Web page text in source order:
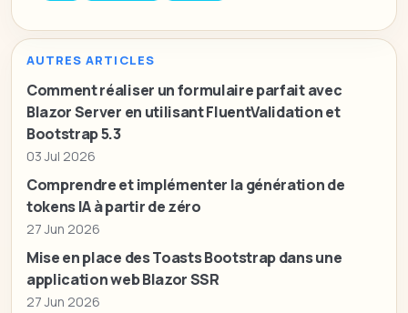
AUTRES ARTICLES
Comment réaliser un formulaire parfait avec
Blazor Server en utilisant FluentValidation et
Bootstrap 5.3
03 Jul 2026
Comprendre et implémenter la génération de
tokens IA à partir de zéro
27 Jun 2026
Mise en place des Toasts Bootstrap dans une
application web Blazor SSR
27 Jun 2026